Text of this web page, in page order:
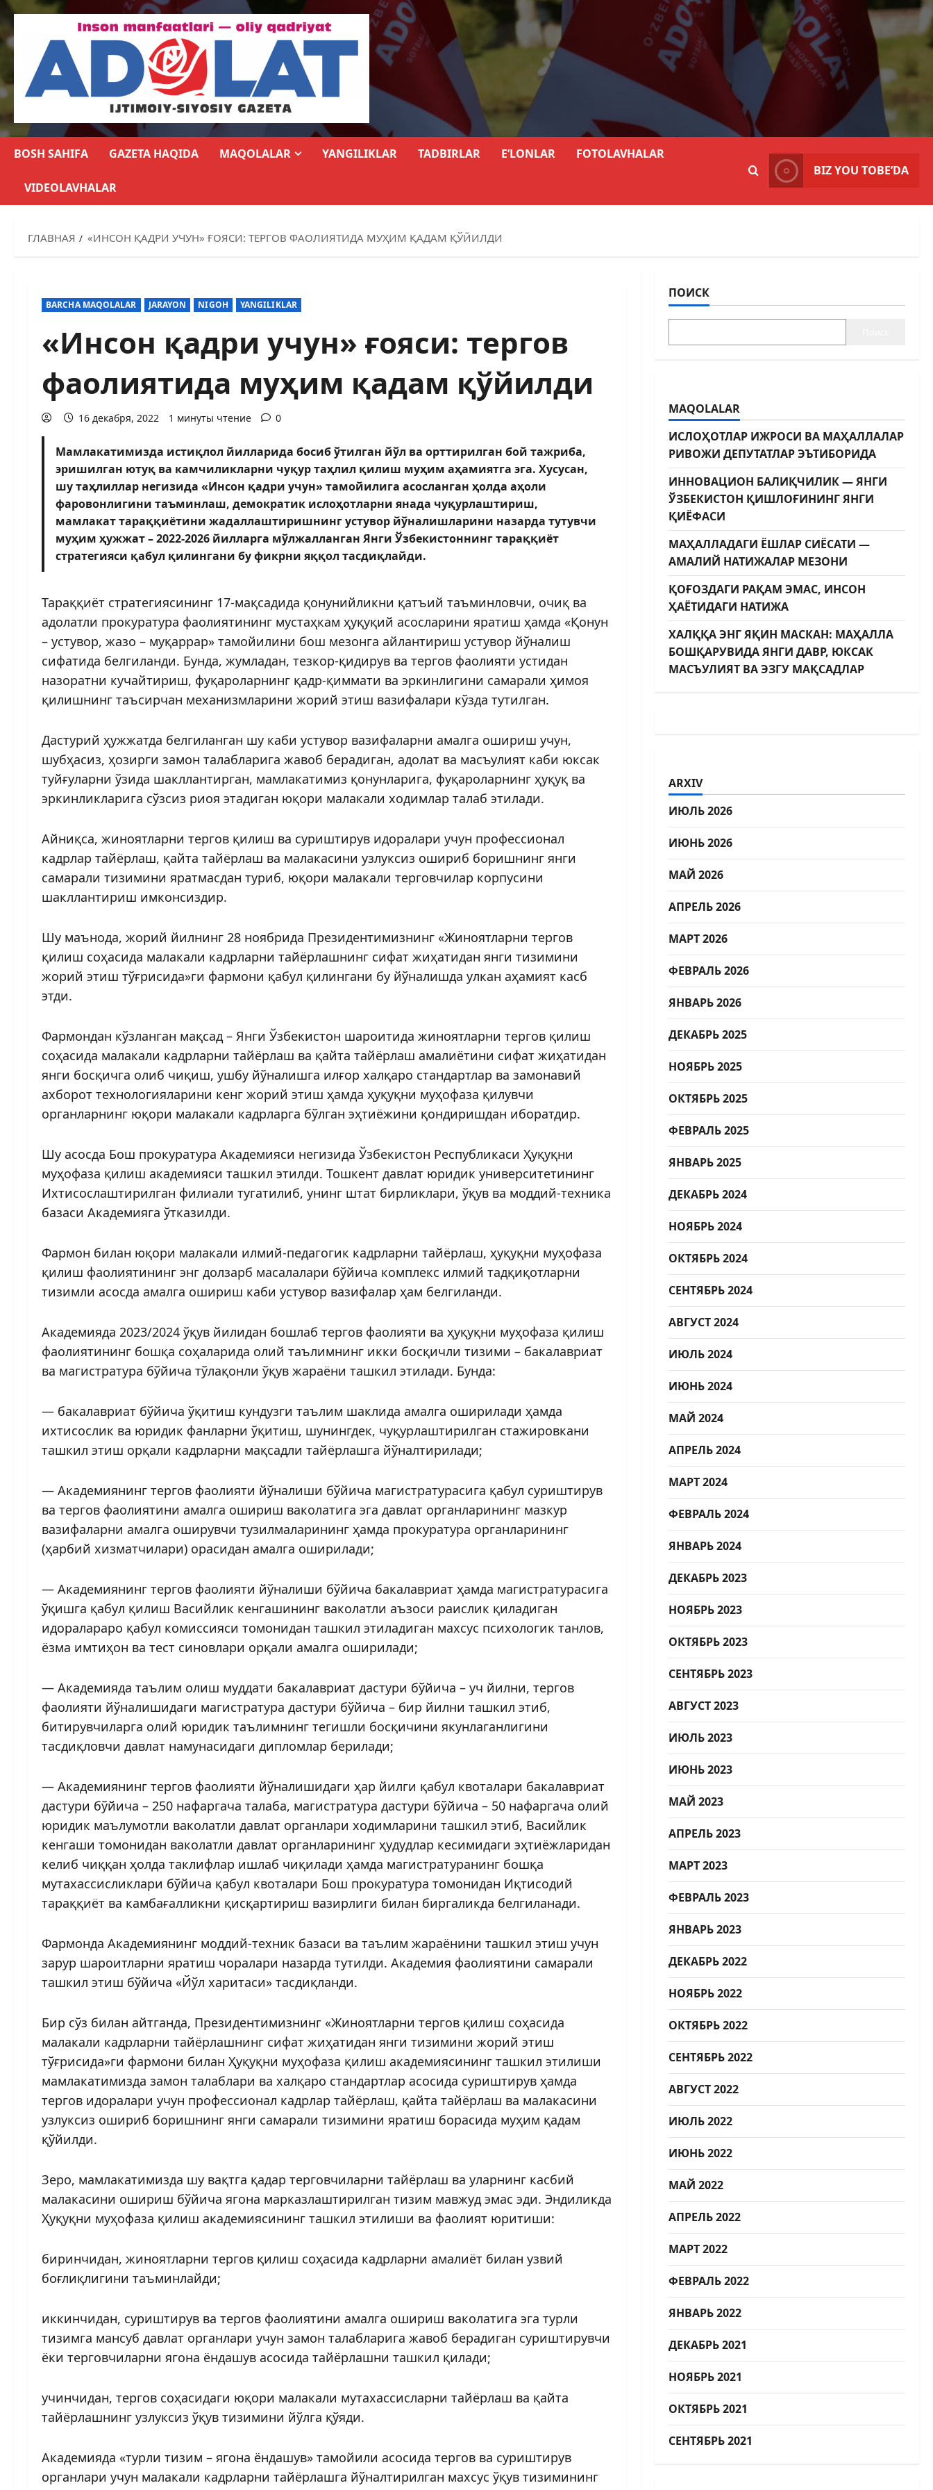
BOSH SAHIFA GAZETA HAQIDA MAQOLALAR YANGILIKLAR TADBIRLAR E’LONLAR FOTOLAVHALAR
VIDEOLAVHALAR
BIZ YOU TOBE’DA
ГЛАВНАЯ «ИНСОН ҚАДРИ УЧУН» ҒОЯСИ: ТЕРГОВ ФАОЛИЯТИДА МУҲИМ ҚАДАМ ҚЎЙИЛДИ
BARCHA MAQOLALAR JARAYON NIGOH YANGILIKLAR
«Инсон қадри учун» ғояси: тергов
фаолиятида муҳим қадам қўйилди
16 декабря, 2022 1 минуты чтение 0
Мамлакатимизда истиқлол йилларида босиб ўтилган йўл ва орттирилган бой тажриба,
эришилган ютуқ ва камчиликларни чуқур таҳлил қилиш муҳим аҳамиятга эга. Хусусан,
шу таҳлиллар негизида «Инсон қадри учун» тамойилига асосланган ҳолда аҳоли
фаровонлигини таъминлаш, демократик ислоҳотларни янада чуқурлаштириш,
мамлакат тараққиётини жадаллаштиришнинг устувор йўналишларини назарда тутувчи
муҳим ҳужжат – 2022-2026 йилларга мўлжалланган Янги Ўзбекистоннинг тараққиёт
стратегияси қабул қилингани бу фикрни яққол тасдиқлайди.
Тараққиёт стратегиясининг 17-мақсадида қонунийликни қатъий таъминловчи, очиқ ва
адолатли прокуратура фаолиятининг мустаҳкам ҳуқуқий асосларини яратиш ҳамда «Қонун
– устувор, жазо – муқаррар» тамойилини бош мезонга айлантириш устувор йўналиш
сифатида белгиланди. Бунда, жумладан, тезкор-қидирув ва тергов фаолияти устидан
назоратни кучайтириш, фуқароларнинг қадр-қиммати ва эркинлигини самарали ҳимоя
қилишнинг таъсирчан механизмларини жорий этиш вазифалари кўзда тутилган.
Дастурий ҳужжатда белгиланган шу каби устувор вазифаларни амалга ошириш учун,
шубҳасиз, ҳозирги замон талабларига жавоб берадиган, адолат ва масъулият каби юксак
туйғуларни ўзида шакл­лантирган, мамлакатимиз қонунларига, фуқароларнинг ҳуқуқ ва
эркинликларига сўзсиз риоя этадиган юқори малакали ходимлар талаб этилади.
Айниқса, жиноятларни тергов қилиш ва суриштирув идоралари учун профессионал
кадрлар тайёрлаш, қайта тайёрлаш ва малакасини узлуксиз ошириб боришнинг янги
самарали тизимини яратмасдан туриб, юқори малакали терговчилар корпусини
шакллантириш имконсиздир.
Шу маънода, жорий йилнинг 28 ноябрида Президентимизнинг «Жиноятларни тергов
қилиш соҳасида малакали кадрларни тайёрлашнинг сифат жиҳатидан янги тизимини
жорий этиш тўғрисида»ги фармони қабул қилингани бу йўналишда улкан аҳамият касб
этди.
Фармондан кўзланган мақсад – Янги Ўзбекистон шароитида жиноятларни тергов қилиш
соҳасида малакали кадрларни тайёрлаш ва қайта тайёрлаш амалиётини сифат жиҳатидан
янги босқичга олиб чиқиш, ушбу йўналишга илғор халқаро стандартлар ва замонавий
ахборот технологияларини кенг жорий этиш ҳамда ҳуқуқни муҳофаза қилувчи
органларнинг юқори малакали кадрларга бўлган эҳтиёжини қондиришдан иборатдир.
Шу асосда Бош прокуратура Академияси негизида Ўзбекис­тон Респуб­ликаси Ҳуқуқни
муҳофаза қилиш академияси ташкил этилди. Тошкент давлат юридик университетининг
Ихтисослаштирилган филиали тугатилиб, унинг штат бирликлари, ўқув ва моддий-техника
базаси Академияга ўтказилди.
Фармон билан юқори малакали илмий-педагогик кадрларни тайёрлаш, ҳуқуқни муҳофаза
қилиш фаолиятининг энг долзарб масалалари бўйича комплекс илмий тадқиқотларни
тизимли асосда амалга ошириш каби устувор вазифалар ҳам белгиланди.
Академияда 2023/2024 ўқув йилидан бошлаб тергов фаолияти ва ҳуқуқни муҳофаза қилиш
фаолиятининг бошқа соҳаларида олий таълимнинг икки босқичли тизими – бакалавриат
ва магистратура бўйича тўлақонли ўқув жараё­­ни ташкил этилади. Бунда:
— бакалавриат бўйича ўқитиш кундузги таълим шаклида амалга оширилади ҳамда
ихтисослик ва юридик фанларни ўқитиш, шунингдек, чуқурлаштирилган стажировкани
ташкил этиш орқали кадрларни мақсадли тайёрлашга йўналтирилади;
— Академиянинг тергов фаолияти йўналиши бўйича магистратурасига қабул суриштирув
ва тергов фаолиятини амалга ошириш ваколатига эга давлат органларининг мазкур
вазифаларни амалга оширувчи тузилмаларининг ҳамда прокуратура органларининг
(ҳарбий хизматчилари) орасидан амалга оширилади;
— Академиянинг тергов фаолияти йўналиши бўйича бакалавриат ҳамда магистратурасига
ўқишга қабул қилиш Васийлик кенгашининг ваколатли аъзоcи раислик қиладиган
идоралараро қабул комиссияcи томонидан ташкил этиладиган махсус психологик танлов,
ёзма имтиҳон ва тест синовлари орқали амалга оширилади;
— Академияда таълим олиш муддати бакалавриат дастури бўйича – уч йилни, тергов
фаолияти йўналишидаги магистратура дастури бўйича – бир йилни ташкил этиб,
битирувчиларга олий юридик таълимнинг тегиш­ли босқичини якунлаганлигини
тасдиқловчи давлат намунасидаги дипломлар берилади;
— Академиянинг тергов фаолияти йўналишидаги ҳар йилги қабул квоталари бакалавриат
дастури бўйича – 250 нафаргача талаба, магистратура дастури бўйича – 50 нафаргача олий
юридик маълумотли ваколатли давлат органлари ходимларини ташкил этиб, Васийлик
кенгаши томонидан ваколатли давлат органларининг ҳудудлар кесимидаги эҳтиёжларидан
келиб чиққан ҳолда таклифлар ишлаб чиқилади ҳамда магистратуранинг бошқа
мутахассисликлари бўйича қабул квоталари Бош прокуратура томонидан Иқтисодий
тараққиёт ва камбағалликни қисқартириш вазирлиги билан биргаликда белгиланади.
Фармонда Академиянинг моддий-техник базаси ва таълим жараёнини ташкил этиш учун
зарур шароитларни яратиш чоралари назарда тутилди. Академия фаолиятини самарали
ташкил этиш бўйича «Йўл харитаси» тасдиқланди.
Бир сўз билан айтганда, Президентимизнинг «Жиноятларни тергов қилиш соҳасида
малакали кадрларни тайёрлашнинг сифат жиҳатидан янги тизимини жорий этиш
тўғрисида»ги фармони билан Ҳуқуқни муҳофаза қилиш академиясининг ташкил этилиши
мамлакатимизда замон талаблари ва халқаро стандартлар асосида суриштирув ҳамда
тергов идоралари учун профессионал кадрлар тайёрлаш, қайта тайёрлаш ва малакасини
узлуксиз ошириб боришнинг янги самарали тизимини яратиш борасида муҳим қадам
қўйилди.
Зеро, мамлакатимизда шу вақтга қадар терговчиларни тайёрлаш ва уларнинг касбий
малакасини ошириш бўйича ягона марказлаштирилган тизим мавжуд эмас эди. Эндиликда
Ҳуқуқни муҳофаза қилиш академиясининг ташкил этилиши ва фаолият юритиши:
биринчидан, жиноятларни тергов қилиш соҳасида кадрларни амалиёт билан узвий
боғлиқлигини таъминлайди;
иккинчидан, суриштирув ва тергов фаолиятини амалга ошириш ваколатига эга турли
тизимга мансуб давлат органлари учун замон талабларига жавоб берадиган суриштирувчи
ёки терговчиларни ягона ёндашув асосида тайёрлашни ташкил қилади;
учинчидан, тергов соҳасидаги юқори малакали мутахассисларни тайёрлаш ва қайта
тайёрлашнинг узлуксиз ўқув тизимини йўлга қўяди.
Академияда «турли тизим – ягона ёндашув» тамойили асосида тергов ва суриштирув
органлари учун малакали кадрларни тайёрлашга йўналтирилган махсус ўқув тизимининг
ПОИСК
MAQOLALAR
ИСЛОҲОТЛАР ИЖРОСИ ВА МАҲАЛЛАЛАР
РИВОЖИ ДЕПУТАТЛАР ЭЪТИБОРИДА
ИННОВАЦИОН БАЛИҚЧИЛИК — ЯНГИ
ЎЗБЕКИСТОН ҚИШЛОҒИНИНГ ЯНГИ
ҚИЁФАСИ
МАҲАЛЛАДАГИ ЁШЛАР СИЁСАТИ —
АМАЛИЙ НАТИЖАЛАР МЕЗОНИ
ҚОҒОЗДАГИ РАҚАМ ЭМАС, ИНСОН
ҲАЁТИДАГИ НАТИЖА
ХАЛҚҚА ЭНГ ЯҚИН МАСКАН: МАҲАЛЛА
БОШҚАРУВИДА ЯНГИ ДАВР, ЮКСАК
МАСЪУЛИЯТ ВА ЭЗГУ МАҚСАДЛАР
ARXIV
ИЮЛЬ 2026
ИЮНЬ 2026
МАЙ 2026
АПРЕЛЬ 2026
МАРТ 2026
ФЕВРАЛЬ 2026
ЯНВАРЬ 2026
ДЕКАБРЬ 2025
НОЯБРЬ 2025
ОКТЯБРЬ 2025
ФЕВРАЛЬ 2025
ЯНВАРЬ 2025
ДЕКАБРЬ 2024
НОЯБРЬ 2024
ОКТЯБРЬ 2024
СЕНТЯБРЬ 2024
АВГУСТ 2024
ИЮЛЬ 2024
ИЮНЬ 2024
МАЙ 2024
АПРЕЛЬ 2024
МАРТ 2024
ФЕВРАЛЬ 2024
ЯНВАРЬ 2024
ДЕКАБРЬ 2023
НОЯБРЬ 2023
ОКТЯБРЬ 2023
СЕНТЯБРЬ 2023
АВГУСТ 2023
ИЮЛЬ 2023
ИЮНЬ 2023
МАЙ 2023
АПРЕЛЬ 2023
МАРТ 2023
ФЕВРАЛЬ 2023
ЯНВАРЬ 2023
ДЕКАБРЬ 2022
НОЯБРЬ 2022
ОКТЯБРЬ 2022
СЕНТЯБРЬ 2022
АВГУСТ 2022
ИЮЛЬ 2022
ИЮНЬ 2022
МАЙ 2022
АПРЕЛЬ 2022
МАРТ 2022
ФЕВРАЛЬ 2022
ЯНВАРЬ 2022
ДЕКАБРЬ 2021
НОЯБРЬ 2021
ОКТЯБРЬ 2021
СЕНТЯБРЬ 2021